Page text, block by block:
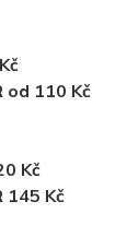
od 110 Kč
Kč
145 Kč